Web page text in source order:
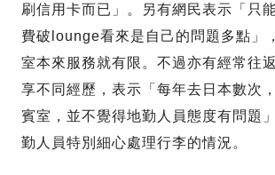
刷信用卡而已」。另有網民表示「只
費破lounge看來是自己的問題多點」
室本來服務就有限。不過亦有經常往
享不同經歷，表示「每年去日本數次
賓室，並不覺得地勤人員態度有問題
勤人員特別細心處理行李的情況。